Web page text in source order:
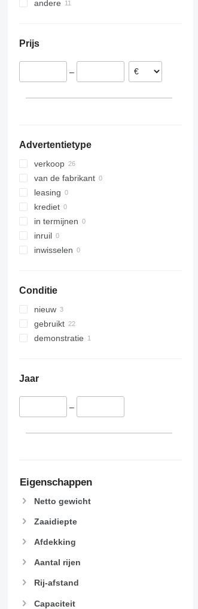
Roemenië
Oostenrijk
andere
Prijs
–
Advertentietype
verkoop
van de fabrikant
leasing
krediet
in termijnen
inruil
inwisselen
Conditie
nieuw
gebruikt
demonstratie
Jaar
–
Eigenschappen
Netto gewicht
Zaaidiepte
Afdekking
Aantal rijen
Rij-afstand
Capaciteit